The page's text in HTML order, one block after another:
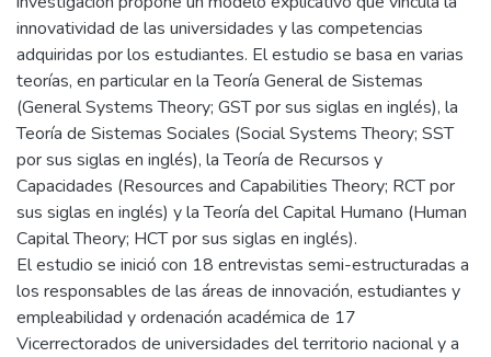
innovatividad de las universidades y las competencias
adquiridas por los estudiantes. El estudio se basa en varias
teorías, en particular en la Teoría General de Sistemas
(General Systems Theory; GST por sus siglas en inglés), la
Teoría de Sistemas Sociales (Social Systems Theory; SST
por sus siglas en inglés), la Teoría de Recursos y
Capacidades (Resources and Capabilities Theory; RCT por
sus siglas en inglés) y la Teoría del Capital Humano (Human
Capital Theory; HCT por sus siglas en inglés).
El estudio se inició con 18 entrevistas semi-estructuradas a
los responsables de las áreas de innovación, estudiantes y
empleabilidad y ordenación académica de 17
Vicerrectorados de universidades del territorio nacional y a